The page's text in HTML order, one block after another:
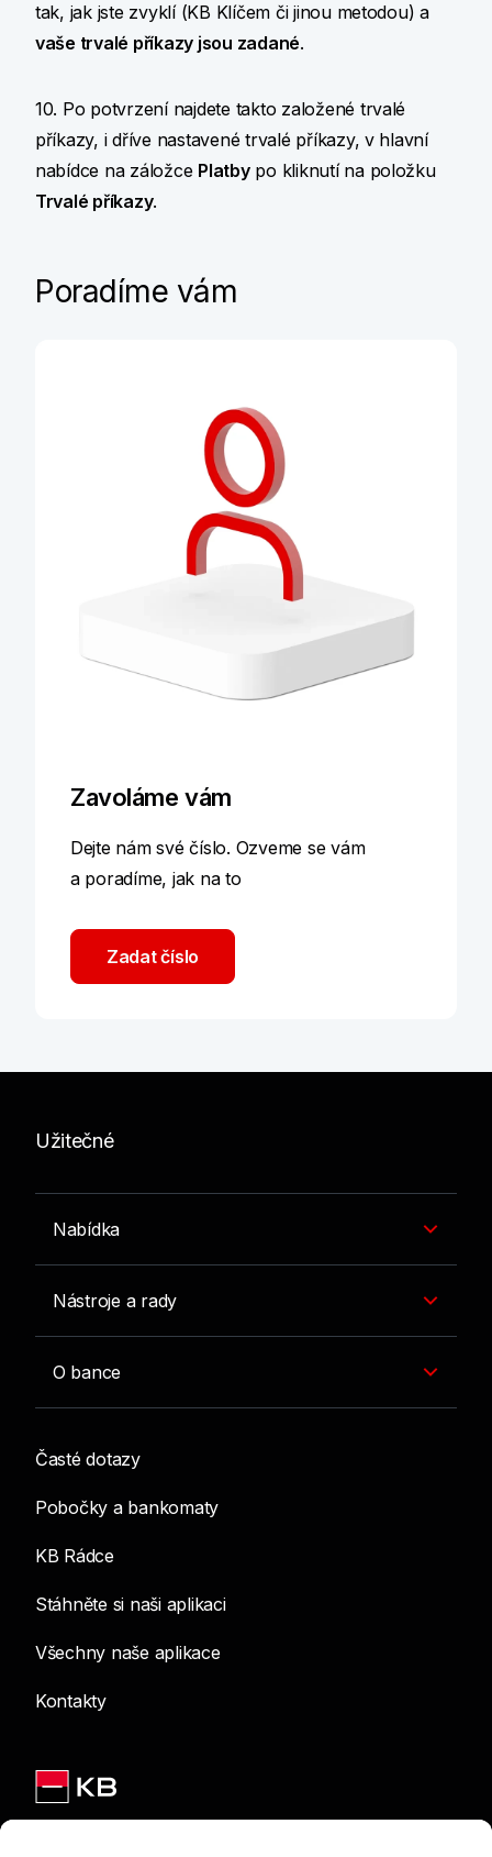
tak, jak jste zvyklí (KB Klíčem či jinou metodou) a
vaše trvalé příkazy jsou zadané.
10. Po potvrzení najdete takto založené trvalé
příkazy, i dříve nastavené trvalé příkazy, v hlavní
nabídce na záložce Platbypo kliknutí na položku
Trvalé příkazy.
Poradíme vám
Zavoláme vám
Dejte nám své číslo. Ozveme se vám
a poradíme, jak na to
Zadat číslo
Užitečné
Nabídka
Nástroje a rady
O bance
Časté dotazy
Pobočky a bankomaty
KB Rádce
Stáhněte si naši aplikaci
Všechny naše aplikace
Kontakty